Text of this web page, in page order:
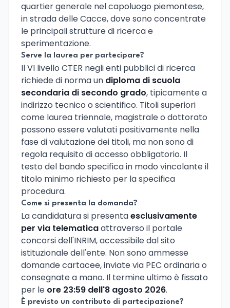
quartier generale nel capoluogo piemontese,
in strada delle Cacce, dove sono concentrate
le principali strutture di ricerca e
sperimentazione.
Serve la laurea per partecipare?
Il VI livello CTER negli enti pubblici di ricerca
richiede di norma un diploma di scuola
secondaria di secondo grado, tipicamente a
indirizzo tecnico o scientifico. Titoli superiori
come laurea triennale, magistrale o dottorato
possono essere valutati positivamente nella
fase di valutazione dei titoli, ma non sono di
regola requisito di accesso obbligatorio. Il
testo del bando specifica in modo vincolante il
titolo minimo richiesto per la specifica
procedura.
Come si presenta la domanda?
La candidatura si presentaesclusivamente
per via telematicaattraverso il portale
concorsi dell'INRIM, accessibile dal sito
istituzionale dell'ente. Non sono ammesse
domande cartacee, inviate via PEC ordinaria o
consegnate a mano. Il termine ultimo è fissato
per le ore 23:59 dell'8 agosto 2026.
È previsto un contributo di partecipazione?